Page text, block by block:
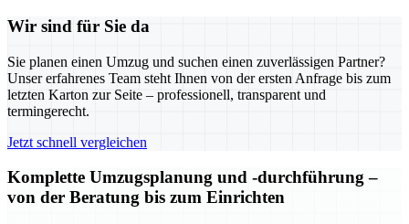
Wir sind für Sie da
Sie planen einen Umzug und suchen einen zuverlässigen Partner?
Unser erfahrenes Team steht Ihnen von der ersten Anfrage bis zum
letzten Karton zur Seite – professionell, transparent und
termingerecht.
Jetzt schnell vergleichen
Komplette Umzugsplanung und -durchführung –
von der Beratung bis zum Einrichten